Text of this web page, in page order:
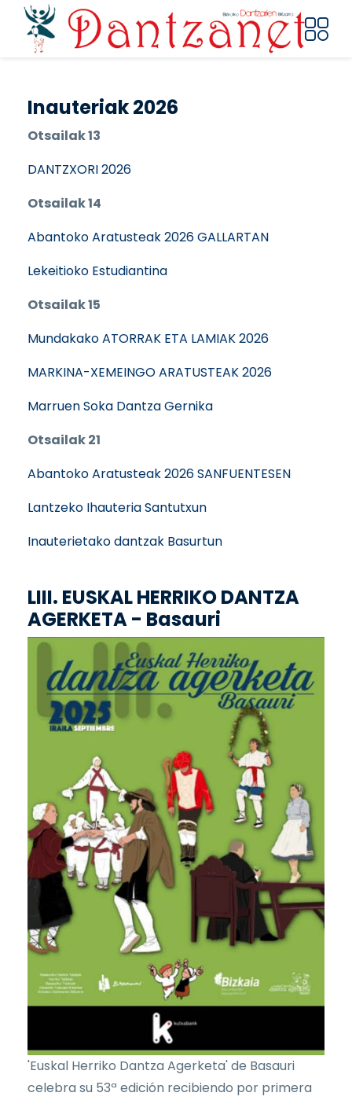
Pasar al contenido principal
Inauteriak 2026
Otsailak 13
DANTZXORI 2026
Otsailak 14
Abantoko Aratusteak 2026 GALLARTAN
Lekeitioko Estudiantina
Otsailak 15
Mundakako ATORRAK ETA LAMIAK 2026
MARKINA-XEMEINGO ARATUSTEAK 2026
Marruen Soka Dantza Gernika
Otsailak 21
Abantoko Aratusteak 2026 SANFUENTESEN
Lantzeko Ihauteria Santutxun
Inauterietako dantzak Basurtun
LIII. EUSKAL HERRIKO DANTZA
AGERKETA - Basauri
'Euskal Herriko Dantza Agerketa' de Basauri
celebra su 53ª edición recibiendo por primera